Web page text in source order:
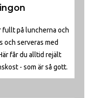
fullt på luncherna och
och serveras med
får du alltid rejält
- som är så gott.